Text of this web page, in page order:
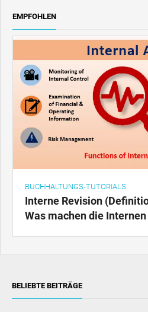
EMPFOHLEN
BUCHHALTUNGS-TUTORIALS
Interne Revision
Was machen die
BELIEBTE BEITRÄGE